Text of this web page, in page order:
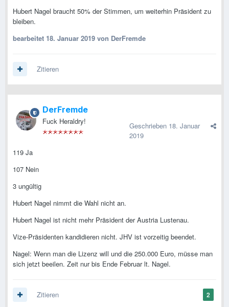
Hubert Nagel braucht 50% der Stimmen, um weiterhin Präsident zu
bleiben.
bearbeitet 18. Januar 2019 von DerFremde
Zitieren
DerFremde
Fuck Heraldry! Geschrieben 18. Januar
2019
119 Ja
107 Nein
3 ungültig
Hubert Nagel nimmt die Wahl nicht an.
Hubert Nagel ist nicht mehr Präsident der Austria Lustenau.
Vize-Präsidenten kandidieren nicht. JHV ist vorzeitig beendet.
Nagel: Wenn man die Lizenz will und die 250.000 Euro, müsse man
sich jetzt beeilen. Zeit nur bis Ende Februar lt. Nagel.
2
Zitieren